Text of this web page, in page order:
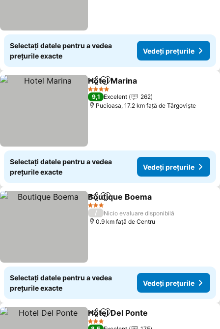
Selectați datele pentru a vedea
prețurile exacte
Vedeți prețurile
DistribuițiAdăugaţi la favorite
Hotel Marina
4 Stele
9,1 Excelent
262
Pucioasa, 17.2 km faţă de Târgoviște
Selectați datele pentru a vedea
prețurile exacte
Vedeți prețurile
DistribuițiAdăugaţi la favorite
Boutique Boema
3 Stele
/
Nicio evaluare disponibilă
0.9 km faţă de Centru
Selectați datele pentru a vedea
prețurile exacte
Vedeți prețurile
DistribuițiAdăugaţi la favorite
Hotel Del Ponte
3 Stele